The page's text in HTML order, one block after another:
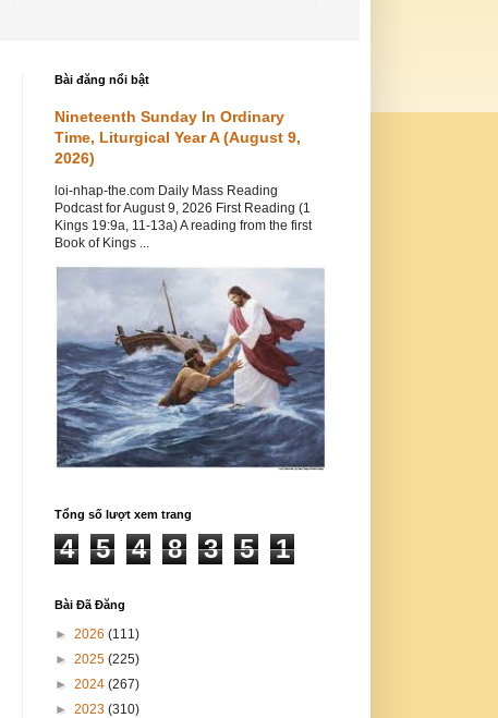
Bài đăng nổi bật
Nineteenth Sunday In Ordinary
Time, Liturgical Year A (August 9,
2026)
loi-nhap-the.com Daily Mass Reading
Podcast for August 9, 2026 First Reading (1
Kings 19:9a, 11-13a) A reading from the first
Book of Kings ...
Tổng số lượt xem trang
4 5 4 8 3 5 1
Bài Đã Đăng
► 2026 (111)
► 2025 (225)
► 2024 (267)
► 2023 (310)